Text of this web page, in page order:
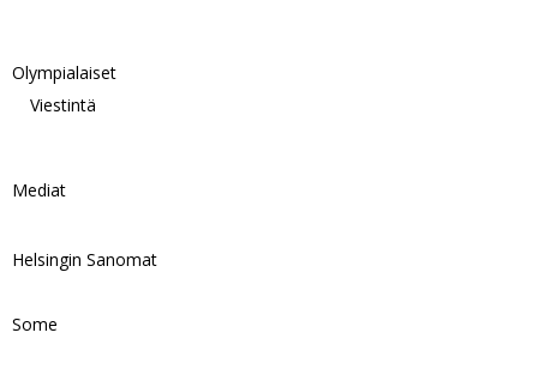
Olympialaiset
Viestintä
Mediat
Helsingin Sanomat
Some